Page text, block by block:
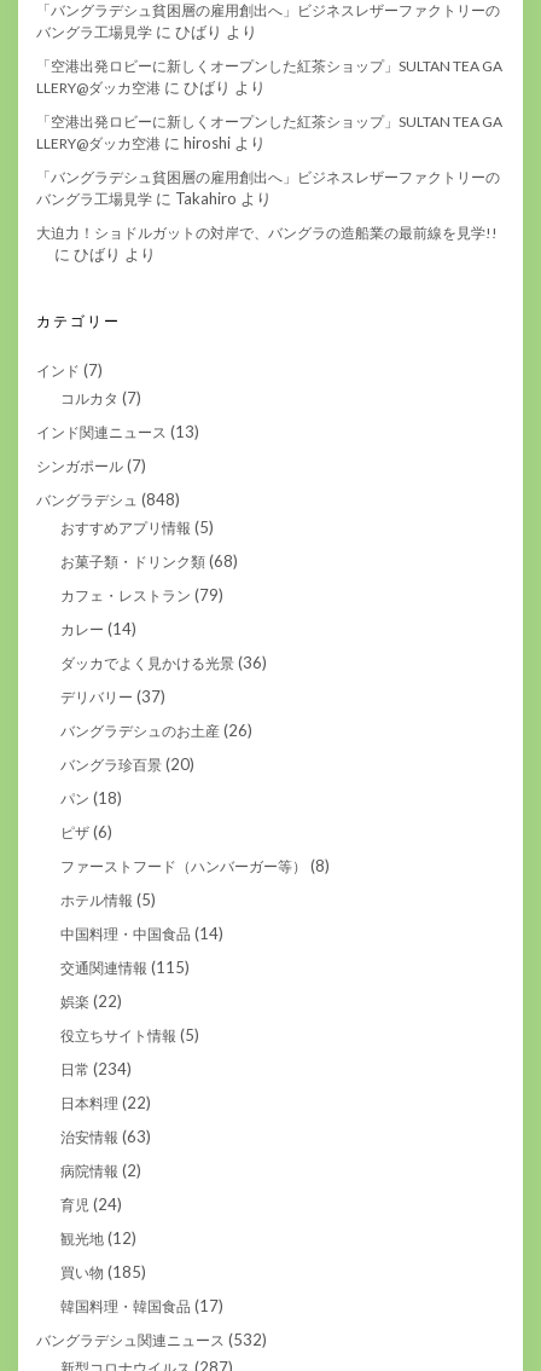
「バングラデシュ貧困層の雇用創出へ」ビジネスレザーファクトリーの
バングラ工場見学 に ひばり より
「空港出発ロビーに新しくオープンした紅茶ショップ」SULTAN TEA GA
LLERY@ダッカ空港 に ひばり より
「空港出発ロビーに新しくオープンした紅茶ショップ」SULTAN TEA GA
LLERY@ダッカ空港 に hiroshi より
「バングラデシュ貧困層の雇用創出へ」ビジネスレザーファクトリーの
バングラ工場見学 に Takahiro より
大迫力！ショドルガットの対岸で、バングラの造船業の最前線を見学!!
に ひばり より
カテゴリー
インド (7)
コルカタ (7)
インド関連ニュース (13)
シンガポール (7)
バングラデシュ (848)
おすすめアプリ情報 (5)
お菓子類・ドリンク類 (68)
カフェ・レストラン (79)
カレー (14)
ダッカでよく見かける光景 (36)
デリバリー (37)
バングラデシュのお土産 (26)
バングラ珍百景 (20)
パン (18)
ピザ (6)
ファーストフード（ハンバーガー等） (8)
ホテル情報 (5)
中国料理・中国食品 (14)
交通関連情報 (115)
娯楽 (22)
役立ちサイト情報 (5)
日常 (234)
日本料理 (22)
治安情報 (63)
病院情報 (2)
育児 (24)
観光地 (12)
買い物 (185)
韓国料理・韓国食品 (17)
バングラデシュ関連ニュース (532)